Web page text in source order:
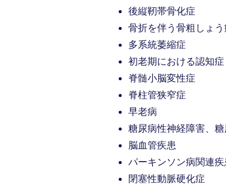
後縦靭帯骨化症
骨折を伴う骨粗しょう
多系統萎縮症
初老期における認知症
脊髄小脳変性症
脊柱管狭窄症
早老病
糖尿病性神経障害、
脳血管疾患
パーキンソン病関連疾
閉塞性動脈硬化症